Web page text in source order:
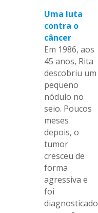
Uma luta
contra o
câncer
Em 1986, aos
45 anos, Rita
descobriu um
pequeno
nódulo no
seio. Poucos
meses
depois, o
tumor
cresceu de
forma
agressiva e
foi
diagnosticado